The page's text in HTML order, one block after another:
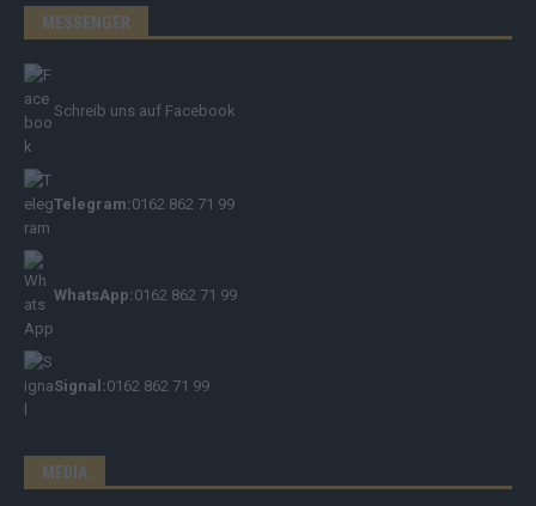
MESSENGER
Schreib uns auf Facebook
Telegram:0162 862 71 99
WhatsApp:0162 862 71 99
Signal:0162 862 71 99
MEDIA